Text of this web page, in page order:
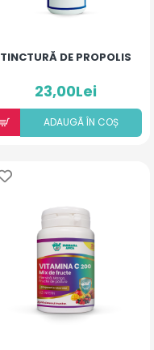
TINCTURĂ DE PROPOLIS
23,00Lei
ADAUGÃ ÎN COȘ